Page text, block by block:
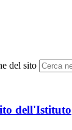
del sito
dell'Istituto